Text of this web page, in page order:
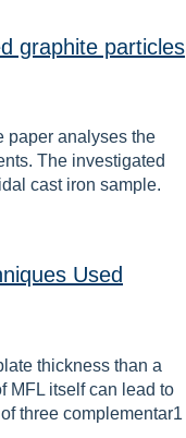
graphite particles
paper analyses the
The investigated
cast iron sample.
Used
thickness than a
MFL itself can lead to
three complementar1